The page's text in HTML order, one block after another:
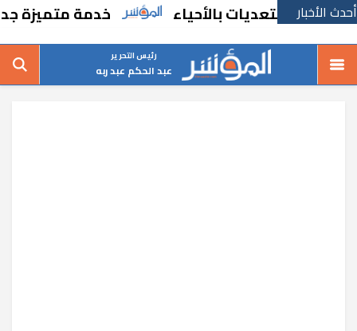
أحدث الأخبار بالأحياء خدمة متميزة جديدة
رئيس التحرير
عبد الحكم عبد ربه